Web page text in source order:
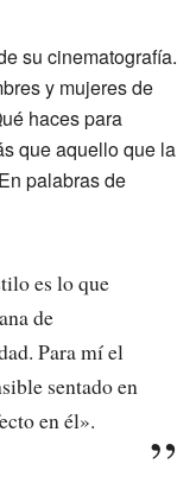
su cinematografía.
y mujeres de
haces para
que aquello que la
palabras de
es lo que
de
Para mí el
sentado en
en él».